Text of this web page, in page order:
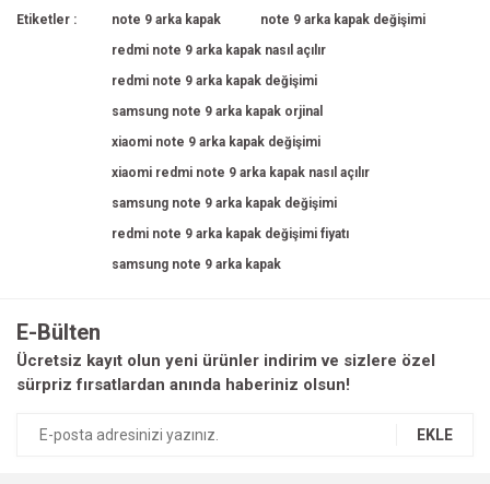
Etiketler : note 9 arka kapak
note 9 arka kapak değişimi
redmi note 9 arka kapak nasıl açılır
redmi note 9 arka kapak değişimi
samsung note 9 arka kapak orjinal
xiaomi note 9 arka kapak değişimi
xiaomi redmi note 9 arka kapak nasıl açılır
samsung note 9 arka kapak değişimi
redmi note 9 arka kapak değişimi fiyatı
samsung note 9 arka kapak
E-Bülten
Ücretsiz kayıt olun yeni ürünler indirim ve sizlere özel
sürpriz fırsatlardan anında haberiniz olsun!
EKLE